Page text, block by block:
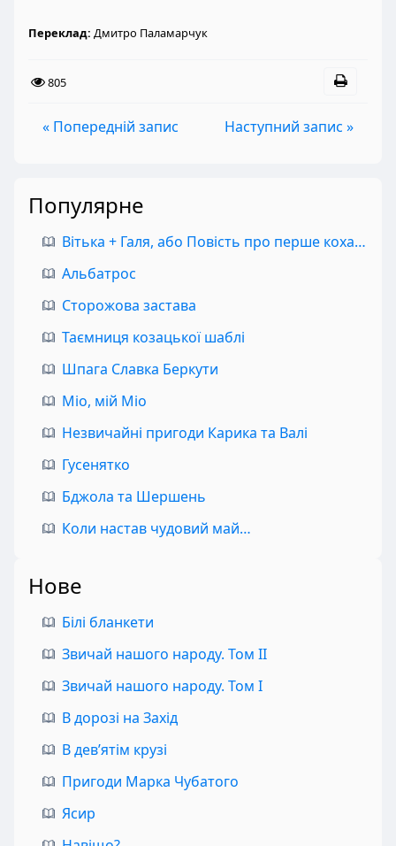
Переклад: Дмитро Паламарчук
805
« Попередній запис Наступний запис »
Популярне
Вітька + Галя, або Повість про перше кохання
Альбатрос
Сторожова застава
Таємниця козацької шаблі
Шпага Славка Беркути
Міо, мій Міо
Незвичайні пригоди Карика та Валі
Гусенятко
Бджола та Шершень
Коли настав чудовий май…
Нове
Білі бланкети
Звичай нашого народу. Том II
Звичай нашого народу. Том I
В дорозі на Захід
В дев’ятім крузі
Пригоди Марка Чубатого
Ясир